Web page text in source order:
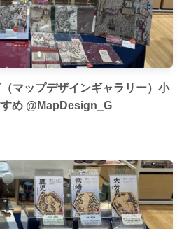
マップデザインギャラリー）小
め @MapDesign_G